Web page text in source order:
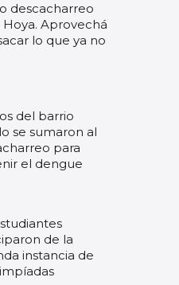
descacharreo
Hoya. Aprovechá
lo que ya no
del barrio
se sumaron al
para
el dengue
de la
instancia de